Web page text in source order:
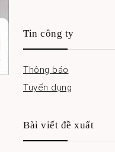
Tin công ty
Thông báo
Tuyển dụng
Bài viết đề xuất